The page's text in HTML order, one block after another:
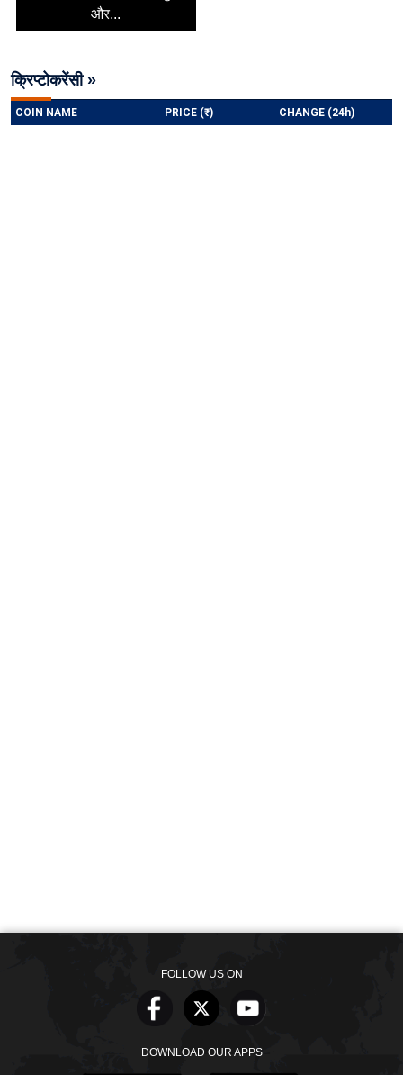
और...
क्रिप्टोकरेंसी »
FOLLOW US ON
DOWNLOAD OUR APPS